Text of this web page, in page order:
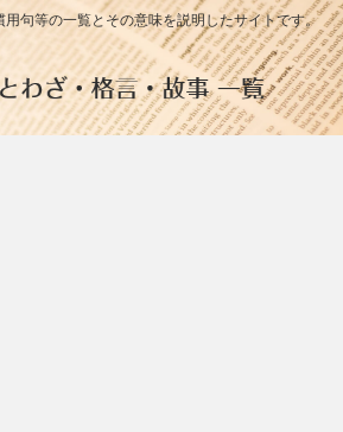
用句等の一覧とその意味を説明したサイトです。